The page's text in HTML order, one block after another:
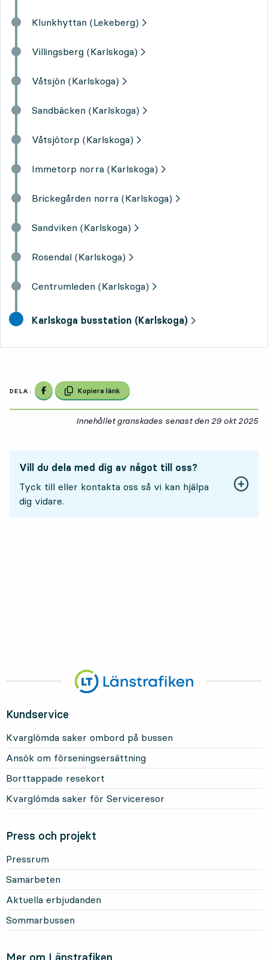
Klunkhyttan (Lekeberg)
Villingsberg (Karlskoga)
Våtsjön (Karlskoga)
Sandbäcken (Karlskoga)
Våtsjötorp (Karlskoga)
Immetorp norra (Karlskoga)
Brickegården norra (Karlskoga)
Sandviken (Karlskoga)
Rosendal (Karlskoga)
Centrumleden (Karlskoga)
slutdestination,
Karlskoga busstation (Karlskoga)
DELA: Dela på Facebook
Kopiera länk
Innehållet granskades senast den 29 okt 2025
Vill du dela med dig av något till oss?
Tyck till eller kontakta oss så vi kan hjälpa
dig vidare.
Kundservice
Kvarglömda saker ombord på bussen
Ansök om förseningsersättning
Borttappade resekort
Kvarglömda saker för Serviceresor
Press och projekt
Pressrum
Samarbeten
Aktuella erbjudanden
Sommarbussen